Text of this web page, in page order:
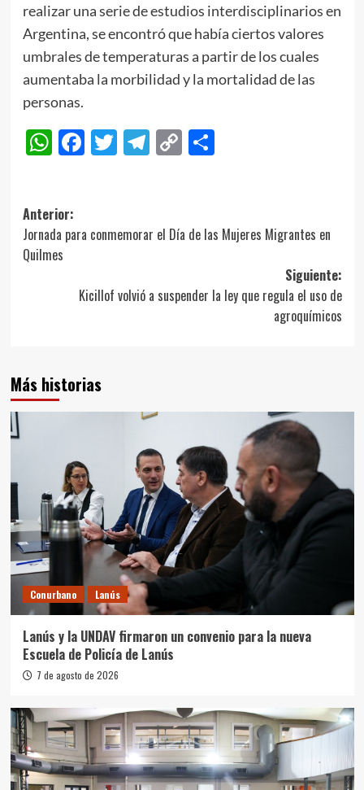
realizar una serie de estudios interdisciplinarios en
Argentina, se encontró que había ciertos valores
umbrales de temperaturas a partir de los cuales
aumentaba la morbilidad y la mortalidad de las
personas.
WhatsApp
Facebook
Twitter
Telegram
CopyCompartir
Navegación
de
entradas
Anterior:
Jornada para conmemorar el Día de las Mujeres Migrantes en
Quilmes
Siguiente:
Kicillof volvió a suspender la ley que regula el uso de
agroquímicos
Más historias
Conurbano Lanús
Lanús y la UNDAV firmaron un convenio para la nueva
Escuela de Policía de Lanús
7 de agosto de 2026